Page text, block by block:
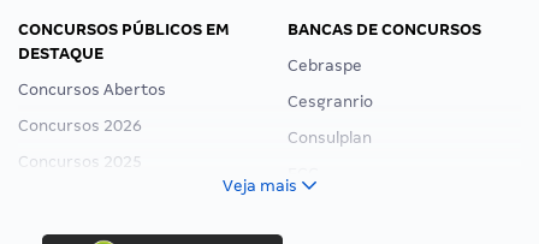
CONCURSOS PÚBLICOS EM
DESTAQUE
Concursos Abertos
Concursos 2026
Concursos 2025
Concurso Ibama
BANCAS DE CONCURSOS
Cebraspe
Cesgranrio
Consulplan
Veja mais